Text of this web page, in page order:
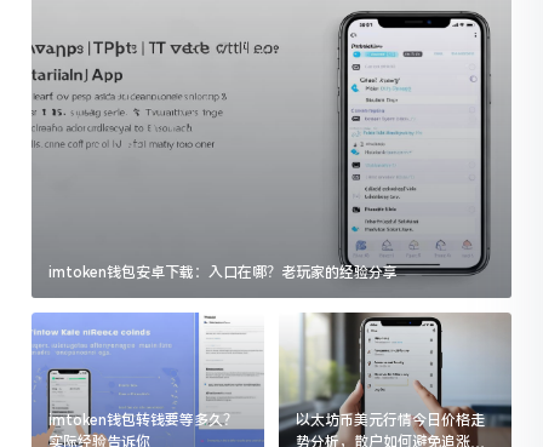
imtoken钱包安卓下载：入口在哪？老玩家的经验分享
imtoken钱包转钱要等多久？
实际经验告诉你
以太坊币美元行情今日价格走
势分析，散户如何避免追涨杀